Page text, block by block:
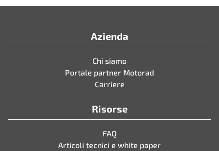
Azienda
Chi siamo
Portale partner Motorad
Carriere
Risorse
FAQ
Articoli tecnici e white paper